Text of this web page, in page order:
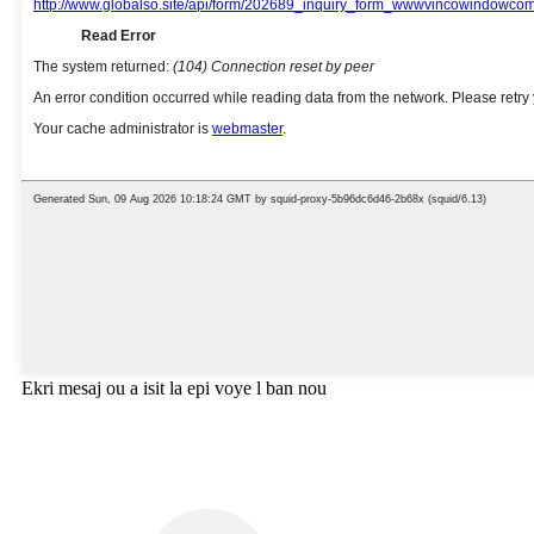
Ekri mesaj ou a isit la epi voye l ban nou